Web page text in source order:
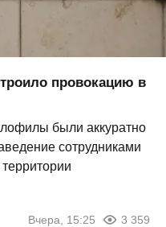
провокацию в
были аккуратно
сотрудниками
Вчера, 15:25 3 359